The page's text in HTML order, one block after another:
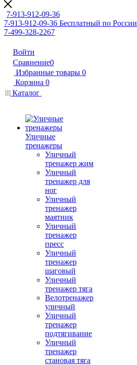
7-913-912-09-36
7-913-912-09-36 Бесплатный по России
7-499-328-2267
Войти
Сравнение0
Избранные товары 0
Корзина 0
Каталог
Уличные
тренажеры
Уличный
тренажер жим
Уличный
тренажер для
ног
Уличный
тренажер
маятник
Уличный
тренажер
пресс
Уличный
тренажер
шаговый
Уличный
тренажер тяга
Велотренажер
уличный
Уличный
тренажер
подтягивание
Уличный
тренажер
становая тяга